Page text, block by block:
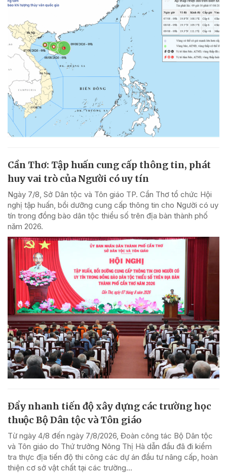
Cần Thơ: Tập huấn cung cấp thông tin, phát
huy vai trò của Người có uy tín
Ngày 7/8, Sở Dân tộc và Tôn giáo TP. Cần Thơ tổ chức Hội
nghị tập huấn, bồi dưỡng cung cấp thông tin cho Người có uy
tín trong đồng bào dân tộc thiểu số trên địa bàn thành phố
năm 2026.
Đẩy nhanh tiến độ xây dựng các trường học
thuộc Bộ Dân tộc và Tôn giáo
Từ ngày 4/8 đến ngày 7/8/2026, Đoàn công tác Bộ Dân tộc
và Tôn giáo do Thứ trưởng Nông Thị Hà dẫn đầu đã đi kiểm
tra thực địa tiến độ thi công các dự án đầu tư nâng cấp, hoàn
thiện cơ sở vật chất tại các trường...